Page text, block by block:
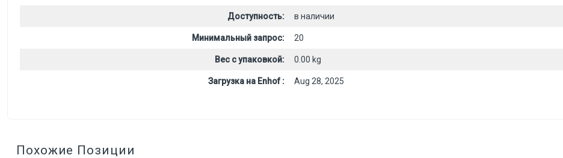
Доступность: в наличии
Минимальный запрос: 20
Вес с упаковкой: 0.00 kg
Загрузка на Enhof : Aug 28, 2025
Похожие Позиции